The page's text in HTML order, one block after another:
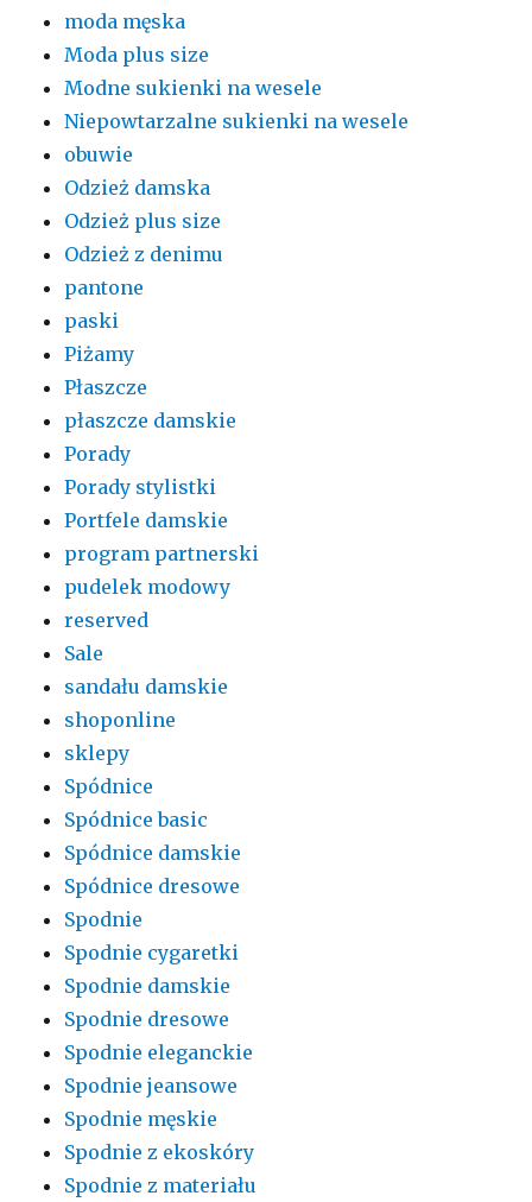
moda męska
Moda plus size
Modne sukienki na wesele
Niepowtarzalne sukienki na wesele
obuwie
Odzież damska
Odzież plus size
Odzież z denimu
pantone
paski
Piżamy
Płaszcze
płaszcze damskie
Porady
Porady stylistki
Portfele damskie
program partnerski
pudelek modowy
reserved
Sale
sandału damskie
shoponline
sklepy
Spódnice
Spódnice basic
Spódnice damskie
Spódnice dresowe
Spodnie
Spodnie cygaretki
Spodnie damskie
Spodnie dresowe
Spodnie eleganckie
Spodnie jeansowe
Spodnie męskie
Spodnie z ekoskóry
Spodnie z materiału